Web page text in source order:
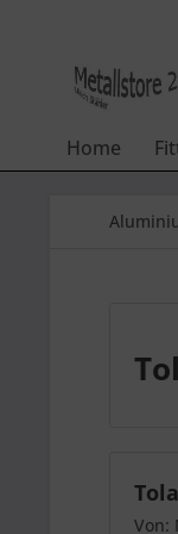
Home
Von: